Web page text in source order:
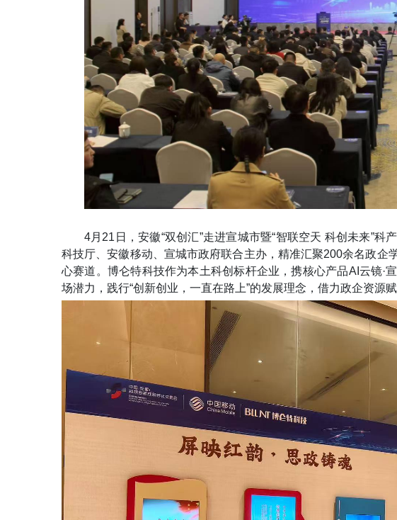
4月21日 ，安徽“双创汇”走进宣城市暨“智联空天 科创未来”科
科技厅、安徽移动、宣城市政府联合主办， 精准汇聚200余名政企
心赛道 。博仑特科技作为本土科创标杆企业，携核心产品AI云镜·
场潜力，践行“创新创业，一直在路上”的发展理念，借力政企资源赋